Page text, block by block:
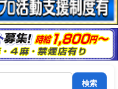
検索